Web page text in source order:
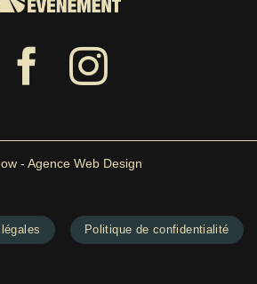
- Agence Web Design
Politique de confidentialité